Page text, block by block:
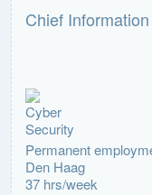
Chief
Permanent
Den Haag
37 hrs/week